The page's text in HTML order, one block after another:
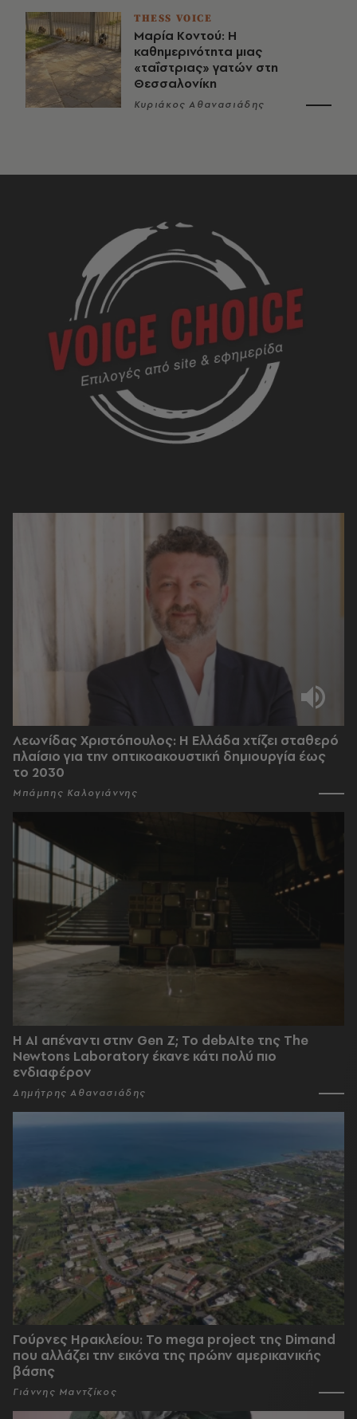
THESS VOICE
Μαρία Κοντού: Η
καθημερινότητα μιας
«ταΐστριας» γατών στη
Θεσσαλονίκη
Κυριάκος Αθανασιάδης
Λεωνίδας Χριστόπουλος: Η Ελλάδα χτίζει σταθερό
πλαίσιο για την οπτικοακουστική δημιουργία έως
το 2030
Μπάμπης Καλογιάννης
Η AI απέναντι στην Gen Z; Το debAIte της The
Newtons Laboratory έκανε κάτι πολύ πιο
ενδιαφέρον
Δημήτρης Αθανασιάδης
Γούρνες Ηρακλείου: To mega project της Dimand
που αλλάζει την εικόνα της πρώην αμερικανικής
βάσης
Γιάννης Μαντζίκος